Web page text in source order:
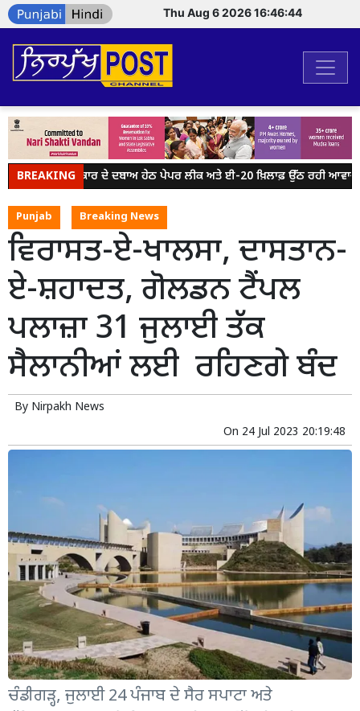
Thu Aug 6 2026 16:46:44
BREAKING
ਮੋਦੀ ਸਰਕਾਰ ਦੇ ਦਬਾਅ ਹੇਠ ਪੇਪਰ ਲੀਕ ਅਤੇ ਈ-20 ਖ਼ਿਲਾਫ਼ ਉੱਠ ਰਹੀ ਆਵਾਜ਼ ਨੂੰ
Punjab Breaking News
ਵਿਰਾਸਤ-ਏ-ਖਾਲਸਾ, ਦਾਸਤਾਨ-
ਏ-ਸ਼ਹਾਦਤ, ਗੋਲਡਨ ਟੈਂਪਲ
ਪਲਾਜ਼ਾ 31 ਜੁਲਾਈ ਤੱਕ
ਸੈਲਾਨੀਆਂ ਲਈ ਰਹਿਣਗੇ ਬੰਦ
By Nirpakh News
On 24 Jul 2023 20:19:48
ਚੰਡੀਗੜ੍ਹ, ਜੁਲਾਈ 24 ਪੰਜਾਬ ਦੇ ਸੈਰ ਸਪਾਟਾ ਅਤੇ